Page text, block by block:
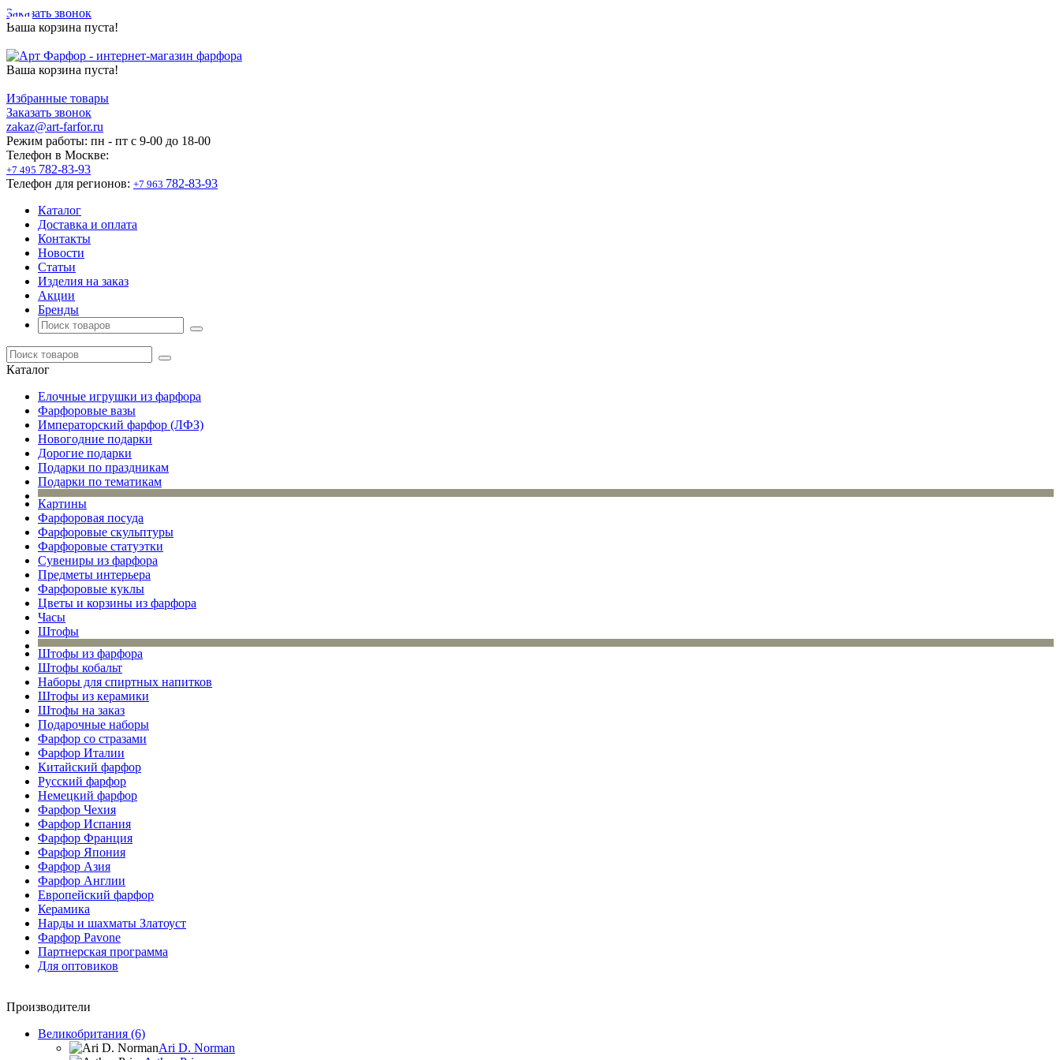
Заказать звонок
Ваша корзина пуста!
Ваша корзина пуста!
Избранные товары
Заказать звонок
zakaz@art-farfor.ru
Режим работы: пн - пт c 9-00 до 18-00
Телефон в Москве:
+7 495 782-83-93
Телефон для регионов: +7 963 782-83-93
Каталог
Доставка и оплата
Контакты
Новости
Статьи
Изделия на заказ
Акции
Бренды
Каталог
Елочные игрушки из фарфора
Фарфоровые вазы
Императорский фарфор (ЛФЗ)
Новогодние подарки
Дорогие подарки
Подарки по праздникам
Подарки по тематикам
Картины
Фарфоровая посуда
Фарфоровые скульптуры
Фарфоровые статуэтки
Сувениры из фарфора
Предметы интерьера
Фарфоровые куклы
Цветы и корзины из фарфора
Часы
Штофы
Штофы из фарфора
Штофы кобальт
Наборы для спиртных напитков
Штофы из керамики
Штофы на заказ
Подарочные наборы
Фарфор со стразами
Фарфор Италии
Китайский фарфор
Русский фарфор
Немецкий фарфор
Фарфор Чехия
Фарфор Испания
Фарфор Франция
Фарфор Япония
Фарфор Азия
Фарфор Англии
Европейский фарфор
Керамика
Нарды и шахматы Златоуст
Фарфор Pavone
Партнерская программа
Для оптовиков
Производители
Великобритания (6)
Ari D. Norman